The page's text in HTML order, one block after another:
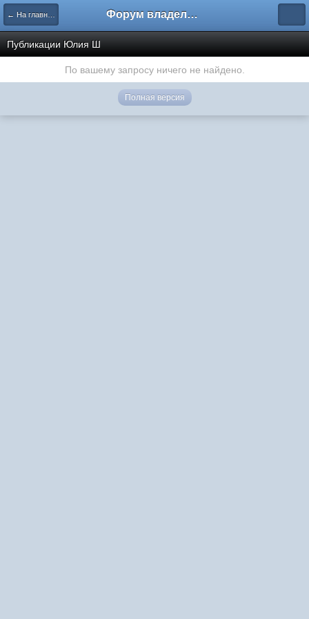
← На главную Форум владельцев интернет-магазинов
Публикации Юлия Ш
По вашему запросу ничего не найдено.
Полная версия